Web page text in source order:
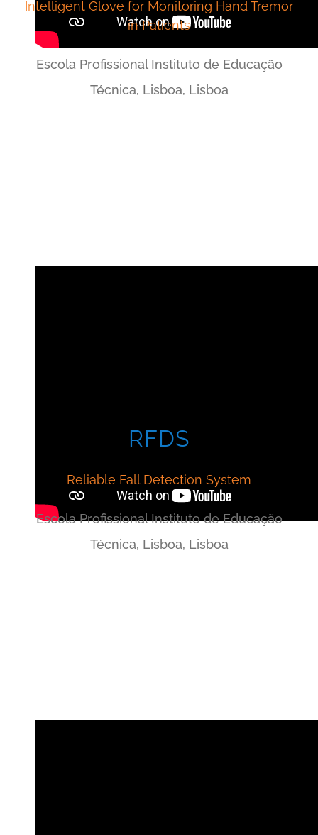
Intelligent Glove for Monitoring Hand Tremor
in Patients
Escola Profissional Instituto de Educação
Técnica, Lisboa, Lisboa
RFDS
Reliable Fall Detection System
Escola Profissional Instituto de Educação
Técnica, Lisboa, Lisboa